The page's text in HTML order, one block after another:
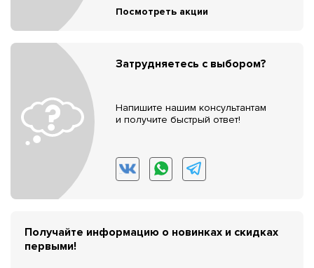
Посмотреть акции
Затрудняетесь с выбором?
Напишите нашим консультантам
и получите быстрый ответ!
Получайте информацию о новинках и скидках
первыми!